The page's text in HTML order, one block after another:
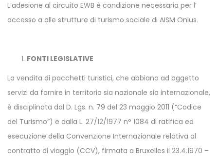
L’adesione al circuito EWB è condizione necessaria per l’
accesso a alle strutture di turismo sociale di AISM Onlus.
FONTI LEGISLATIVE
La vendita di pacchetti turistici, che abbiano ad oggetto
servizi da fornire in territorio sia nazionale sia internazionale,
è disciplinata dal D. Lgs. n. 79 del 23 maggio 2011 (“Codice
del Turismo”) e dalla L. 27/12/1977 n° 1084 di ratifica ed
esecuzione della Convenzione Internazionale relativa al
contratto di viaggio (CCV), firmata a Bruxelles il 23.4.1970 –